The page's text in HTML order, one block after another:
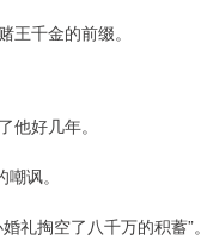
王千金的前缀。
他好几年。
讽。
礼掏空了八千万的积蓄”。